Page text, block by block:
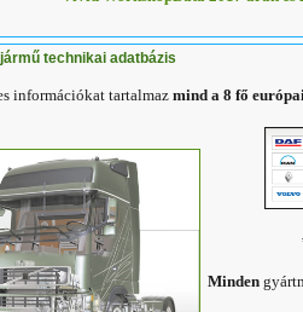
technikai adatbázis
információkat tartalmazmind a 8 fő
Minden